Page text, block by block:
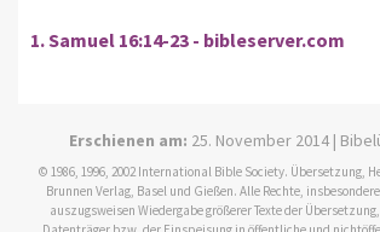
1. Samuel 16:14-23 - bibleserver.com
Erschienen am: 25. November 2014 |
© 1986, 1996, 2002 International Bible Society. Übersetzung,
Brunnen Verlag, Basel und Gießen. Alle Rechte,
auszugsweisen Wiedergabe größerer Texte der